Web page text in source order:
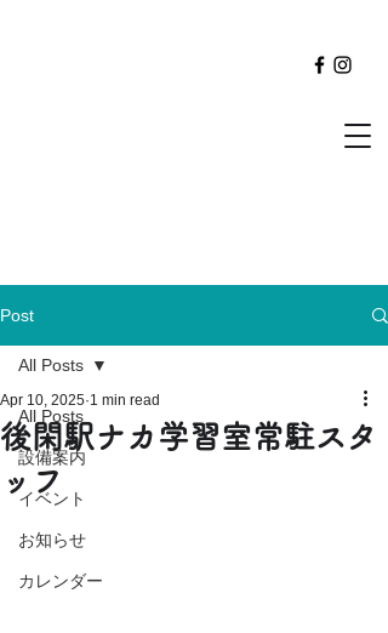
Post
All Posts
設備案内
イベント
お知らせ
カレンダー
All Posts
後閑駅ナカ学習室常駐スタ
ッフ
Apr 10, 2025 1 min read